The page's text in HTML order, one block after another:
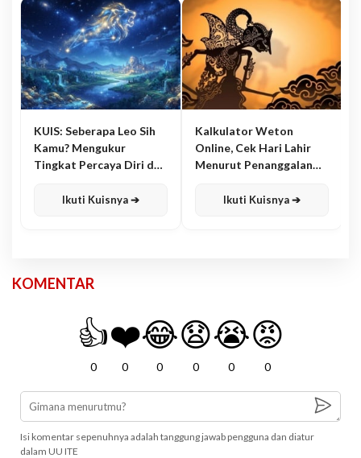
KUIS: Seberapa Leo Sih
Kamu? Mengukur
Tingkat Percaya Diri dan
Ikuti Kuisnya ➔
Kalkulator Weton
Online, Cek Hari Lahir
Menurut Penanggalan
Ikuti Kuisnya ➔
KOMENTAR
👍
0
❤️
0
😂
0
😧
0
😭
0
😡
0
Isi komentar sepenuhnya adalah tanggung jawab pengguna dan diatur
dalam UU ITE